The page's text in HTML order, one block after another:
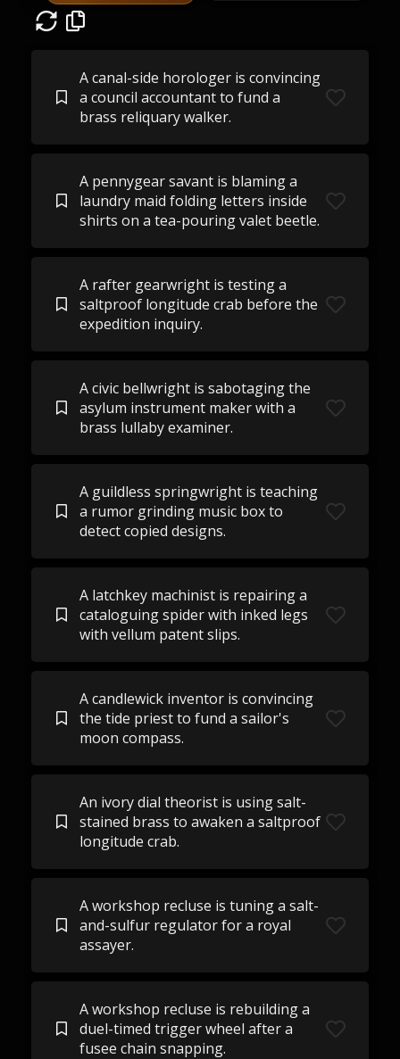
A canal-side horologer is convincing
a council accountant to fund a
brass reliquary walker.
A pennygear savant is blaming a
laundry maid folding letters inside
shirts on a tea-pouring valet beetle.
A rafter gearwright is testing a
saltproof longitude crab before the
expedition inquiry.
A civic bellwright is sabotaging the
asylum instrument maker with a
brass lullaby examiner.
A guildless springwright is teaching
a rumor grinding music box to
detect copied designs.
A latchkey machinist is repairing a
cataloguing spider with inked legs
with vellum patent slips.
A candlewick inventor is convincing
the tide priest to fund a sailor's
moon compass.
An ivory dial theorist is using salt-
stained brass to awaken a saltproof
longitude crab.
A workshop recluse is tuning a salt-
and-sulfur regulator for a royal
assayer.
A workshop recluse is rebuilding a
duel-timed trigger wheel after a
fusee chain snapping.